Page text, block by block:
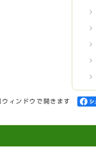
ィンドウで開きます